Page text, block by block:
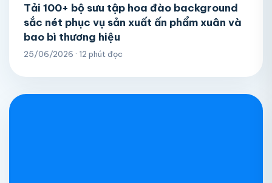
Tải 100+ bộ sưu tập hoa đào background
sắc nét phục vụ sản xuất ấn phẩm xuân và
bao bì thương hiệu
25/06/2026 · 12 phút đọc